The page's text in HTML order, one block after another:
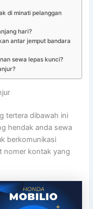
di minati pelanggan
hari?
antar jemput bandara
sewa lepas kunci?
tertera dibawah ini
hendak anda sewa
berkomunikasi
nomer kontak yang